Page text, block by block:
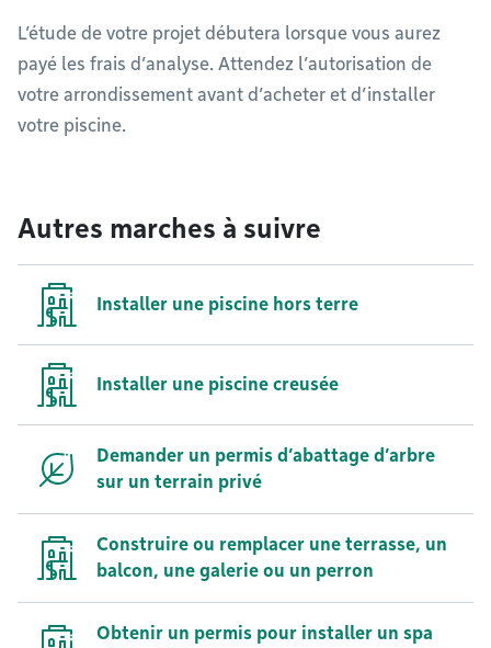
L’étude de votre projet débutera lorsque vous aurez
payé les frais d’analyse. Attendez l’autorisation de
votre arrondissement avant d’acheter et d’installer
votre piscine.
Autres marches à suivre
Installer une piscine hors terre
Installer une piscine creusée
Demander un permis d’abattage d’arbre
sur un terrain privé
Construire ou remplacer une terrasse, un
balcon, une galerie ou un perron
Obtenir un permis pour installer un spa